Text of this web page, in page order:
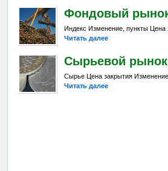
Фондовый
Индекс Изменение, пункты Цена
Читать далее
Сырьевой
Сырье Цена закрытия
Читать далее